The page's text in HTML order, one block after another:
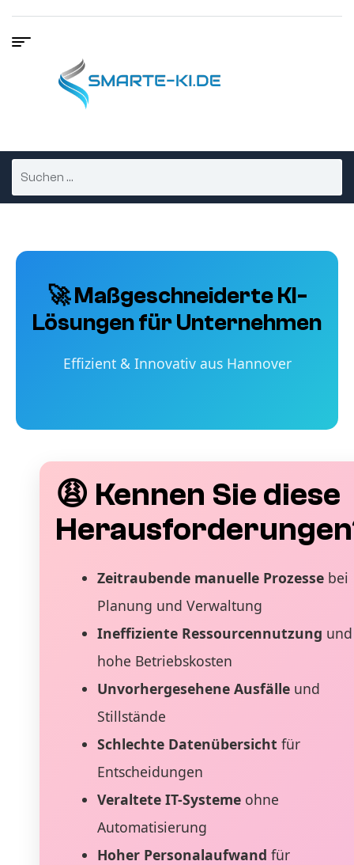
🚀 Maßgeschneiderte KI-
Lösungen für Unternehmen
Effizient & Innovativ aus Hannover
😩 Kennen Sie diese
Zeitraubende manuelle Prozessebei
Planung und Verwaltung
Ineffiziente Ressourcennutzung und
hohe Betriebskosten
Unvorhergesehene Ausfälleund
Stillstände
Schlechte Datenübersicht für
Entscheidungen
Veraltete IT-Systemeohne
Automatisierung
Hoher Personalaufwand für